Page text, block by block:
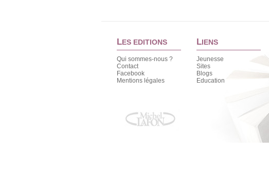
LES EDITIONS
Qui sommes-nous ?
Contact
Facebook
Mentions légales
LIENS
Jeunesse
Sites
Blogs
Education